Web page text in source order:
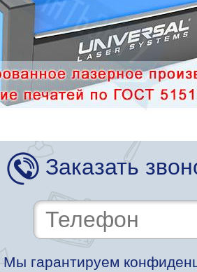
Заказать
гарантируем